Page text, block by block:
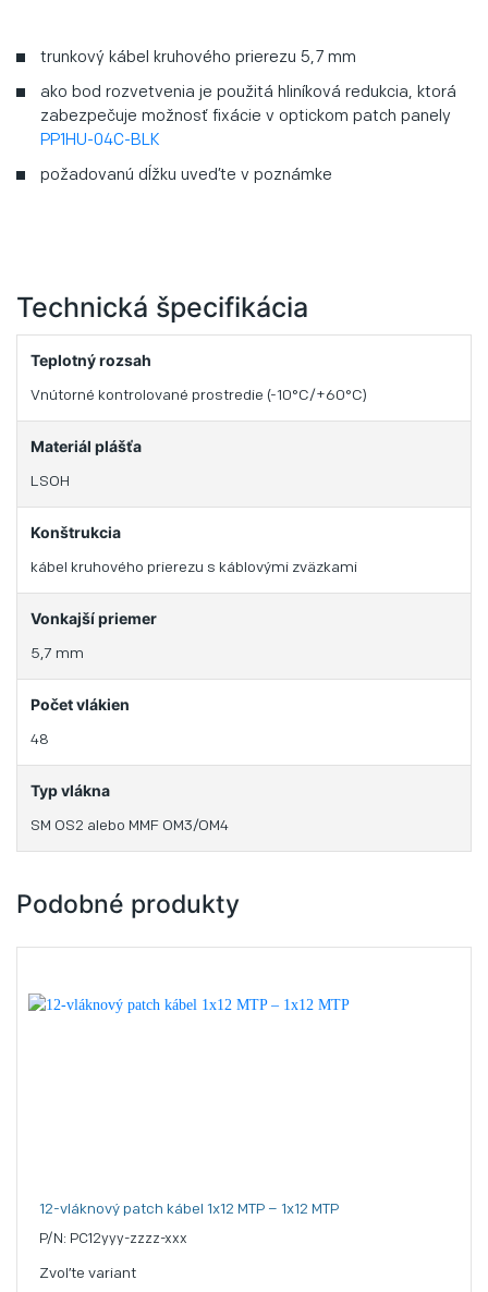
trunkový kábel kruhového prierezu 5,7 mm
ako bod rozvetvenia je použitá hliníková redukcia, ktorá
zabezpečuje možnosť fixácie v optickom patch panely
PP1HU-04C-BLK
požadovanú dĺžku uveďte v poznámke
Technická špecifikácia
Teplotný rozsah
Vnútorné kontrolované prostredie (-10°C/+60°C)
Materiál plášťa
LSOH
Konštrukcia
kábel kruhového prierezu s káblovými zväzkami
Vonkajší priemer
5,7 mm
Počet vlákien
48
Typ vlákna
SM OS2 alebo MMF OM3/OM4
Podobné produkty
12-vláknový patch kábel 1x12 MTP – 1x12 MTP
P/N: PC12yyy-zzzz-xxx
Zvoľte variant